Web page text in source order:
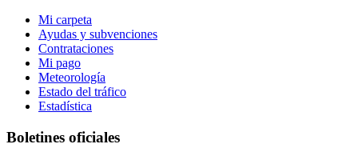
Mi carpeta
Ayudas y subvenciones
Contrataciones
Mi pago
Meteorología
Estado del tráfico
Estadística
Boletines oficiales